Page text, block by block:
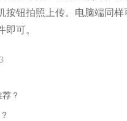
按钮拍照 上传。电脑端同样
可。
？